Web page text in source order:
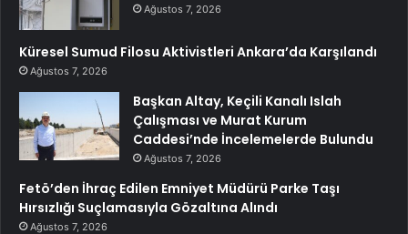
Ağustos 7, 2026
Küresel Sumud Filosu Aktivistleri Ankara’da Karşılandı
Ağustos 7, 2026
Başkan Altay, Keçili Kanalı Islah
Çalışması ve Murat Kurum
Caddesi’nde İncelemelerde Bulundu
Ağustos 7, 2026
Fetö’den İhraç Edilen Emniyet Müdürü Parke Taşı
Hırsızlığı Suçlamasıyla Gözaltına Alındı
Ağustos 7, 2026